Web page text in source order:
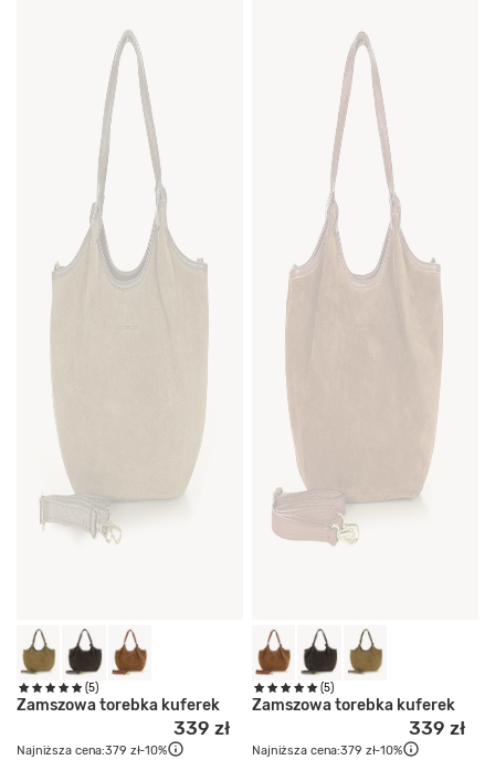
(5)
Zamszowa torebka kuferek
339 zł
Najniższa cena:379 zł-10%
(5)
Zamszowa torebka kuferek
339 zł
Najniższa cena:379 zł-10%